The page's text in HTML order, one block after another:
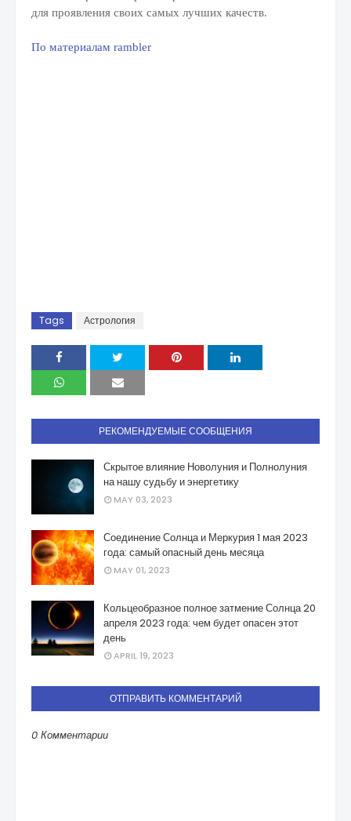
для проявления своих самых лучших качеств.
По материалам rambler
Tags Астрология
РЕКОМЕНДУЕМЫЕ СООБЩЕНИЯ
Скрытое влияние Новолуния и Полнолуния
на нашу судьбу и энергетику
MAY 03, 2023
Соединение Солнца и Меркурия 1 мая 2023
года: самый опасный день месяца
MAY 01, 2023
Кольцеобразное полное затмение Солнца 20
апреля 2023 года: чем будет опасен этот
день
APRIL 19, 2023
ОТПРАВИТЬ КОММЕНТАРИЙ
0 Комментарии